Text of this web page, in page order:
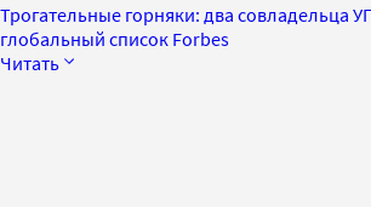
Трогательные горняки: два совладельца
глобальный список Forbes
Читать